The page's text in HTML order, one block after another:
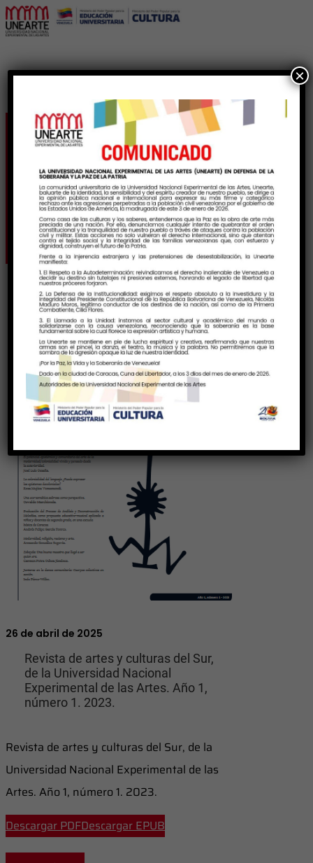
Tiyoctios No 01. Revista
de artes y culturas del
Sur de la UNEARTE
26 de abril de 2025
Revista de artes y culturas del Sur,
de la Universidad Nacional
Experimental de las Artes. Año 1,
número 1. 2023.
Revista de artes y culturas del Sur, de la
Universidad Nacional Experimental de las
Artes. Año 1, número 1. 2023.
Descargar PDFDescargar EPUB
×